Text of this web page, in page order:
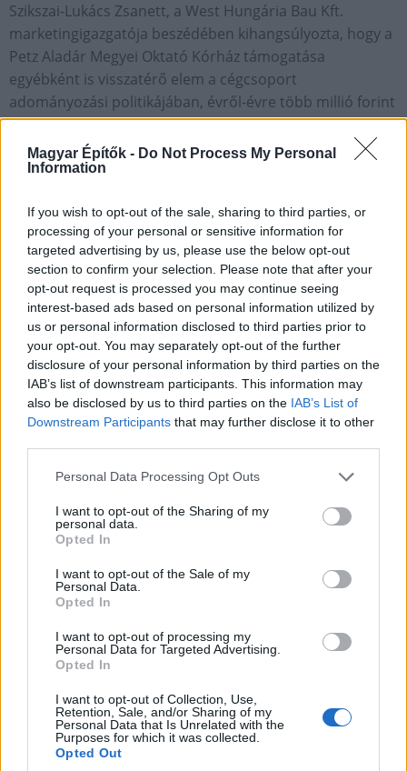
Magyar Építők - Do Not Process My Personal
Information
If you wish to opt-out of the sale, sharing to third parties, or
processing of your personal or sensitive information for
targeted advertising by us, please use the below opt-out
section to confirm your selection. Please note that after your
opt-out request is processed you may continue seeing
interest-based ads based on personal information utilized by
us or personal information disclosed to third parties prior to
your opt-out. You may separately opt-out of the further
disclosure of your personal information by third parties on the
IAB’s list of downstream participants. This information may
also be disclosed by us to third parties on the IAB’s List of
Downstream Participants that may further disclose it to other
Please note that this website/app uses one or more Google
not limited to your visit or usage behaviour. You may click to
grant or deny consent to Google and its third-party tags to
use your data for below specified purposes in below Google
consent section.
Personal Data Processing Opt Outs
I want to opt-out of the Sharing of my
personal data.
Opted In
I want to opt-out of the Sale of my
Personal Data.
Opted In
I want to opt-out of processing my
Personal Data for Targeted Advertising.
Opted In
I want to opt-out of Collection, Use,
Retention, Sale, and/or Sharing of my
Personal Data that Is Unrelated with the
Purposes for which it was collected.
Opted Out
Szikszai-Lukács Zsanett, a West Hungária Bau Kft.
marketingigazgatója beszédében kihangsúlyozta, hogy a
Petz Aladár Megyei Oktató Kórház támogatása
egyébként is visszatérő elem a cégcsoport
adományozási politikájában, évről-évre több millió forint
értékben segítik eszközbeszerzéseiket, és ez az adomány
annak a több, mint tíz éves hagyománynak az újabb
mérföldköve, amit a jövőben is folytatni kívánnak.
Az adományozással a West Hungária Bau Kft. és Paár
Attila tulajdonos – ügyvezető további célja, hogy ebben a
nehéz időszakban könnyebbé tegye az egészségügyi
dolgozók áldozatos munkáját, és példát mutassanak
azoknak, akiknek szintén módjában áll segíteni.
A WHB megalakulása óta nagy hangsúlyt fektet a
társadalmi felelősségvállalásra, melyben kiemelt
beteg vagy hátrányos helyzetű gyermekekkel foglalkozó
intézmények és szervezetek támogatása. Ehhez
kapcsolódóana tegnap napon